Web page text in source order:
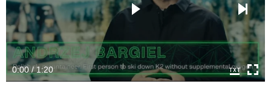
Sklep
Newsletter
Cuda Polski
0:00 / 1:20